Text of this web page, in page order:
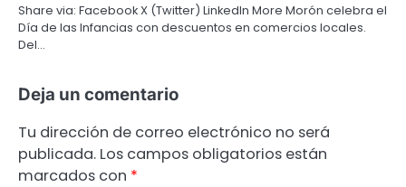
Share via: Facebook X (Twitter) LinkedIn More Morón celebra el
Día de las Infancias con descuentos en comercios locales.
Del…
Deja un comentario
Tu dirección de correo electrónico no será
publicada. Los campos obligatorios están
marcados con *